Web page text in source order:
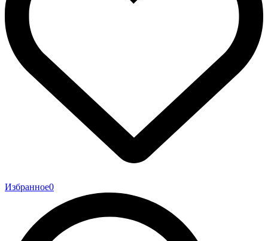
Избранное0